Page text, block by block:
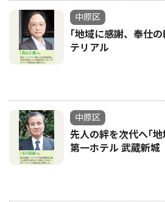
中原区
｢地域に感謝、奉仕
テリアル
中原区
先人の絆を次代へ｢
第一ホテル 武蔵新城